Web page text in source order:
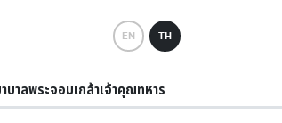
EN TH
บาลพระจอมเกล้าเจ้าคุณทหาร